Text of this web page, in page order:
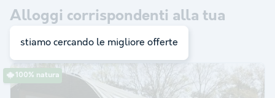
Alloggi corrispondenti alla tua
ricerca:10
100% natura
stiamo cercando le migliore offerte